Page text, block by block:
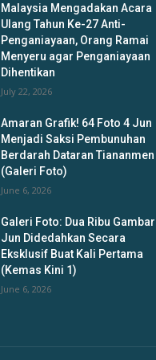
Malaysia Mengadakan Acara
Ulang Tahun Ke-27 Anti-
Penganiayaan, Orang Ramai
Menyeru agar Penganiayaan
Dihentikan
July 22, 2026
Amaran Grafik! 64 Foto 4 Jun
Menjadi Saksi Pembunuhan
Berdarah Dataran Tiananmen
(Galeri Foto)
June 6, 2026
Galeri Foto: Dua Ribu
Jun Didedahkan Secara
Eksklusif Buat Kali Pertama
(Kemas Kini 1)
June 6, 2026